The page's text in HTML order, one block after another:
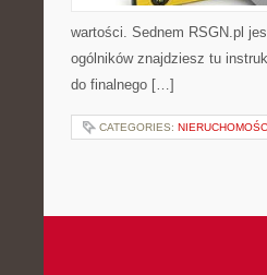
wartości. Sednem RSGN.pl
ogólników znajdziesz tu
do finalnego […]
CATEGORIES: